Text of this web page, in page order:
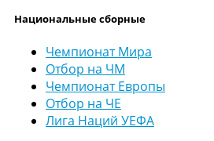
Национальные сборные
Чемпионат Мира
Отбор на ЧМ
Чемпионат Европы
Отбор на ЧЕ
Лига Наций УЕФА